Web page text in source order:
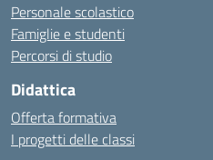
Personale scolastico
Famiglie e studenti
Percorsi di studio
Didattica
Offerta formativa
I progetti delle classi